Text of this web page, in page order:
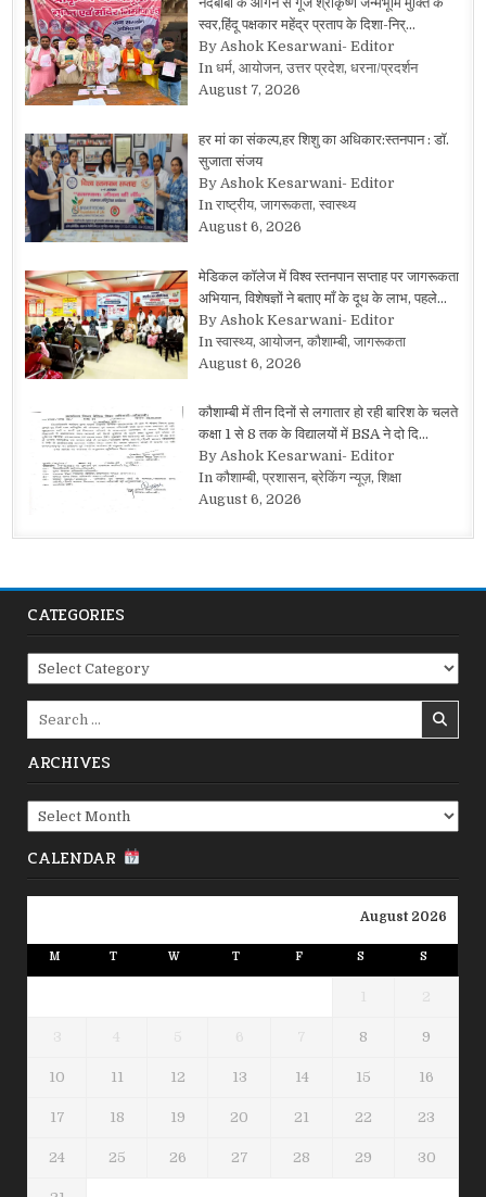
स्वर,हिंदू पक्षकार महेंद्र प्रताप के दिशा-निर्…
By Ashok Kesarwani- Editor
In धर्म, आयोजन, उत्तर प्रदेश, धरना/प्रदर्शन
August 7, 2026
हर मां का संकल्प,हर शिशु का अधिकार:स्तनपान : डॉ.
सुजाता संजय
By Ashok Kesarwani- Editor
In राष्ट्रीय, जागरूकता, स्वास्थ्य
August 6, 2026
मेडिकल कॉलेज में विश्व स्तनपान सप्ताह पर जागरूकता
अभियान, विशेषज्ञों ने बताए माँ के दूध के लाभ, पहले…
By Ashok Kesarwani- Editor
In स्वास्थ्य, आयोजन, कौशाम्बी, जागरूकता
August 6, 2026
कौशाम्बी में तीन दिनों से लगातार हो रही बारिश के चलते
कक्षा 1 से 8 तक के विद्यालयों में BSA ने दो दि…
By Ashok Kesarwani- Editor
In कौशाम्बी, प्रशासन, ब्रेकिंग न्यूज़, शिक्षा
August 6, 2026
CATEGORIES
Categories
ARCHIVES
Archives
CALENDAR
August 2026
M T W T F S S
1 2
3 4 5 6 7 8 9
10 11 12 13 14 15 16
17 18 19 20 21 22 23
24 25 26 27 28 29 30